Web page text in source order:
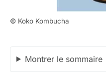
© Koko Kombucha
Montrer le sommaire